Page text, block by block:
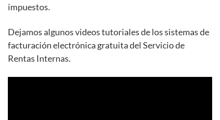
impuestos.
Dejamos algunos videos tutoriales de los sistemas de
facturación electrónica gratuita del Servicio de
Rentas Internas.